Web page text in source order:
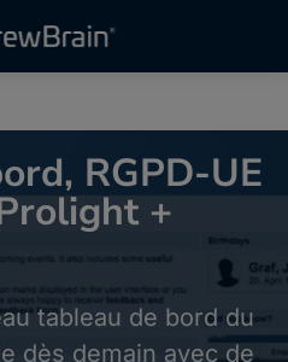
RGPD-UE
+
tableau de bord du
dès demain avec de